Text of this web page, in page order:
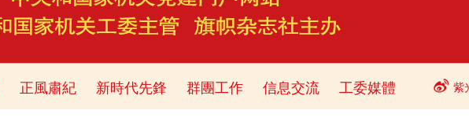
正風肅紀 新時代先鋒 群團工作 信息交流 工委媒體 紫